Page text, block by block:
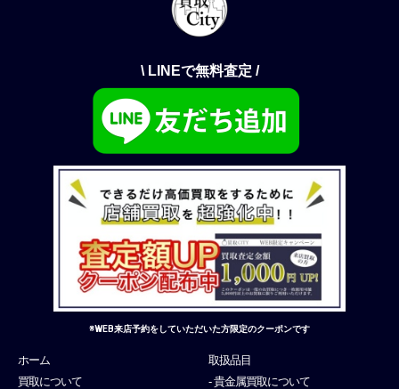
\ LINEで無料査定 /
※WEB来店予約をしていただいた方限定のクーポンです
ホーム
買取について
取扱品目
- 貴金属買取について